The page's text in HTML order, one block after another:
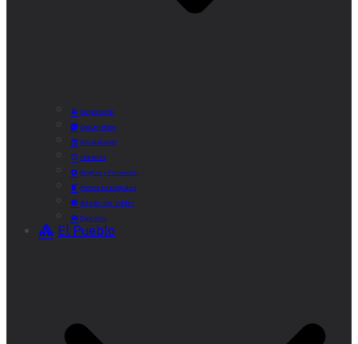
Corporación
Documentos
Recaudación
Horarios
Empleo y Formación
Plenos Municipales
Boletín «De Valde»
Contacta
El Pueblo